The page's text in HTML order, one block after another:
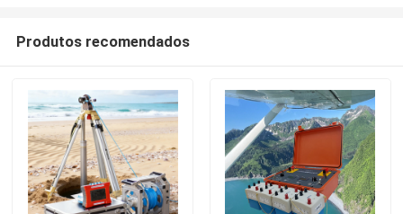
Produtos recomendados